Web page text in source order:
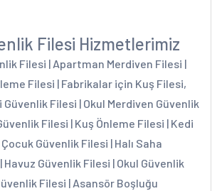
Filesi Hizmetlerimiz
Filesi | Apartman Merdiven Filesi |
Filesi | Fabrikalar için Kuş Filesi,
Filesi | Okul Merdiven Güvenlik
Filesi | Kuş Önleme Filesi | Kedi
Güvenlik Filesi | Halı Saha
Havuz Güvenlik Filesi | Okul Güvenlik
Filesi | Asansör Boşluğu